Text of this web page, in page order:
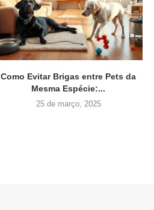
Como Evitar Brigas entre Pets da
Mesma Espécie:...
25 de março, 2025